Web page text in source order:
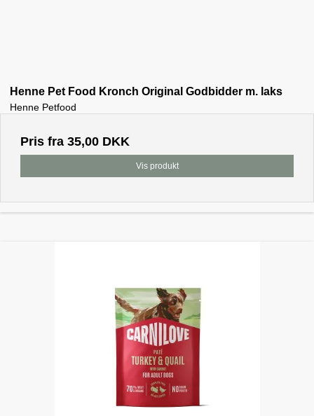
Henne Pet Food Kronch Original Godbidder m. laks
Henne Petfood
Pris fra 35,00 DKK
Vis produkt